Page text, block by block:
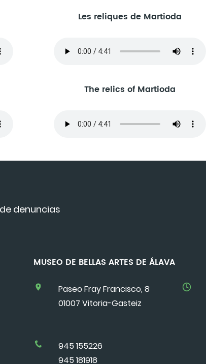
Les reliques de Martioda
The relics of Martioda
denuncias
MUSEO DE BELLAS ARTES DE ÁLAVA
Paseo Fray Francisco, 8
01007 Vitoria-Gasteiz
945 155226
945 181918